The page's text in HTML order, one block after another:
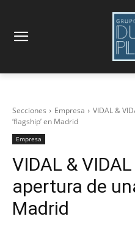
Secciones Empresa
VIDAL &
‘flagship’ en Madrid
Empresa
VIDAL &
apertura de
Madrid